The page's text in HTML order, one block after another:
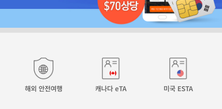
해외 안전여행 캐나다 eTA 미국 ESTA